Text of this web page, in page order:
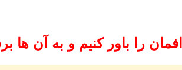
را باور کنیم و به آن ها